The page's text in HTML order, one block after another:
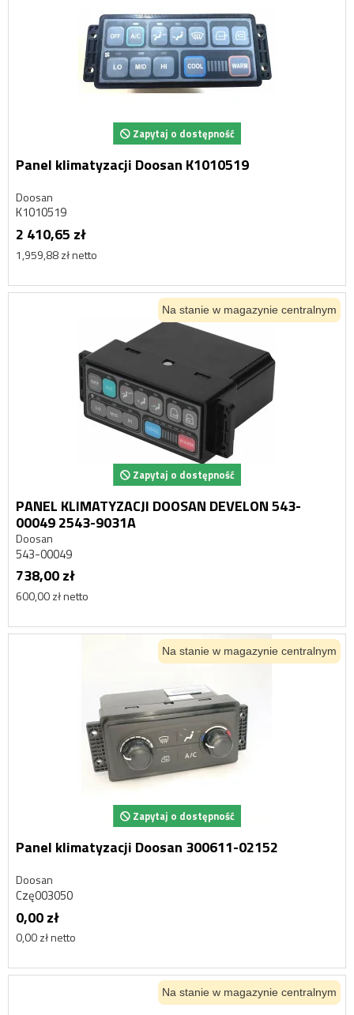
Zapytaj o dostępność
Panel klimatyzacji Doosan K1010519
Doosan
K1010519
2 410,65 zł
1,959,88 zł netto
Na stanie w magazynie centralnym
Zapytaj o dostępność
PANEL KLIMATYZACJI DOOSAN DEVELON 543-
00049 2543-9031A
Doosan
543-00049
738,00 zł
600,00 zł netto
Na stanie w magazynie centralnym
Zapytaj o dostępność
Panel klimatyzacji Doosan 300611-02152
Doosan
Czę003050
0,00 zł
0,00 zł netto
Na stanie w magazynie centralnym